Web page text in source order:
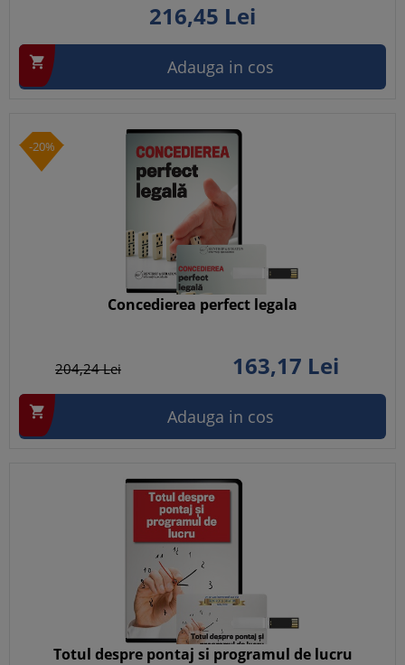
216,45 Lei
 Adauga in cos
-20%
Concedierea perfect legala
204,24Lei 163,17 Lei
 Adauga in cos
Totul despre pontaj si programul de lucru